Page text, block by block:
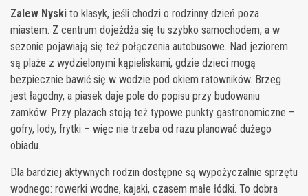
Zalew Nyski to klasyk, jeśli chodzi o rodzinny dzień poza
miastem. Z centrum dojeżdża się tu szybko samochodem, a w
sezonie pojawiają się też połączenia autobusowe. Nad jeziorem
są plaże z wydzielonymi kąpieliskami, gdzie dzieci mogą
bezpiecznie bawić się w wodzie pod okiem ratowników. Brzeg
jest łagodny, a piasek daje pole do popisu przy budowaniu
zamków. Przy plażach stoją też typowe punkty gastronomiczne –
gofry, lody, frytki – więc nie trzeba od razu planować dużego
obiadu.
Dla bardziej aktywnych rodzin dostępne są wypożyczalnie sprzętu
wodnego: rowerki wodne, kajaki, czasem małe łódki. To dobra